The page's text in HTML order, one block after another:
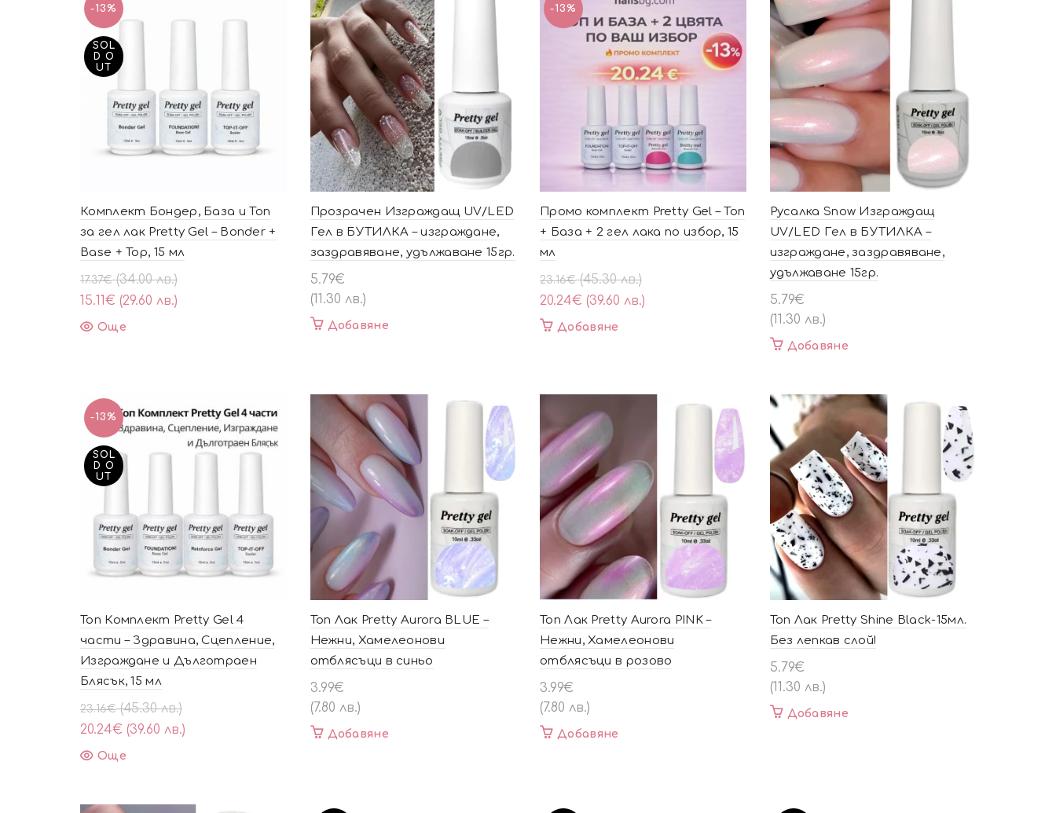
-13%
SOL
D O
UT
Комплект Бондер, База и Топ
за гел лак Pretty Gel – Bonder +
Base + Top, 15 мл
17.37€ (34.00 лв.)
Original
price
15.11€ (29.60 лв.)
Текущата
цена
Още
Прозрачен Изграждащ UV/LED
Гел в БУТИЛКА – изграждане,
заздравяване, удължаване 15гр.
5.79€
(11.30 лв.)
Добавяне
-13%
Промо комплект Pretty Gel – Топ
+ База + 2 гел лака по избор, 15
мл
23.16€ (45.30 лв.)
Original
price
was:
23.16€
20.24€ (39.60 лв.)
Текущата
цена
е:
20.24€
Добавяне
Русалка Snow Изграждащ
UV/LED Гел в БУТИЛКА –
изграждане, заздравяване,
удължаване 15гр.
5.79€
(11.30 лв.)
Добавяне
-13%
SOL
D O
UT
Топ Комплект Pretty Gel 4
части – Здравина, Сцепление,
Изграждане и Дълготраен
Блясък, 15 мл
23.16€ (45.30 лв.)
Original
price
was:
23.16€
лв.).
20.24€ (39.60 лв.)
Текущата
цена
е:
20.24€
лв.).
Още
Топ Лак Pretty Aurora BLUE –
Нежни, Хамелеонови
отблясъци в синьо
3.99€
(7.80 лв.)
Добавяне
Топ Лак Pretty Aurora PINK –
Нежни, Хамелеонови
отблясъци в розово
3.99€
(7.80 лв.)
Добавяне
Топ Лак Pretty Shine Black-15мл.
Без лепкав слой!
5.79€
(11.30 лв.)
Добавяне